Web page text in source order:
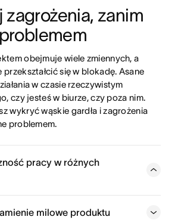
zagrożenia, zanim
obejmuje wiele zmiennych, a
przekształcić się w blokadę. Asane
w czasie rzeczywistym
czy jesteś w biurze, czy poza nim.
wykryć wąskie gardła i zagrożenia
problemem.
pracy w różnych
Do wyboru jest widok listy,
milowe produktu